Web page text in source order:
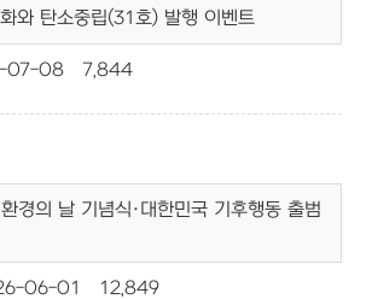
와 탄소중립(31호) 발행 이벤트
07-08 7,844
경의 날 기념식·대한민국 기후행동 출범
06-01 12,849